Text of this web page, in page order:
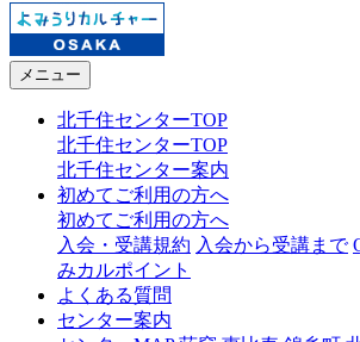
メニュー
北千住センターTOP
北千住センターTOP
北千住センター案内
初めてご利用の方へ
初めてご利用の方へ
入会・受講規約 入会から受講まで
みカルポイント
よくある質問
センター案内